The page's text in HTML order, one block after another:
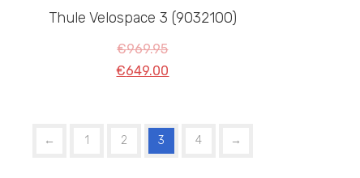
Thule Velospace 3 (9032100)
€969.95
€649.00
← 1 2 3 4 →